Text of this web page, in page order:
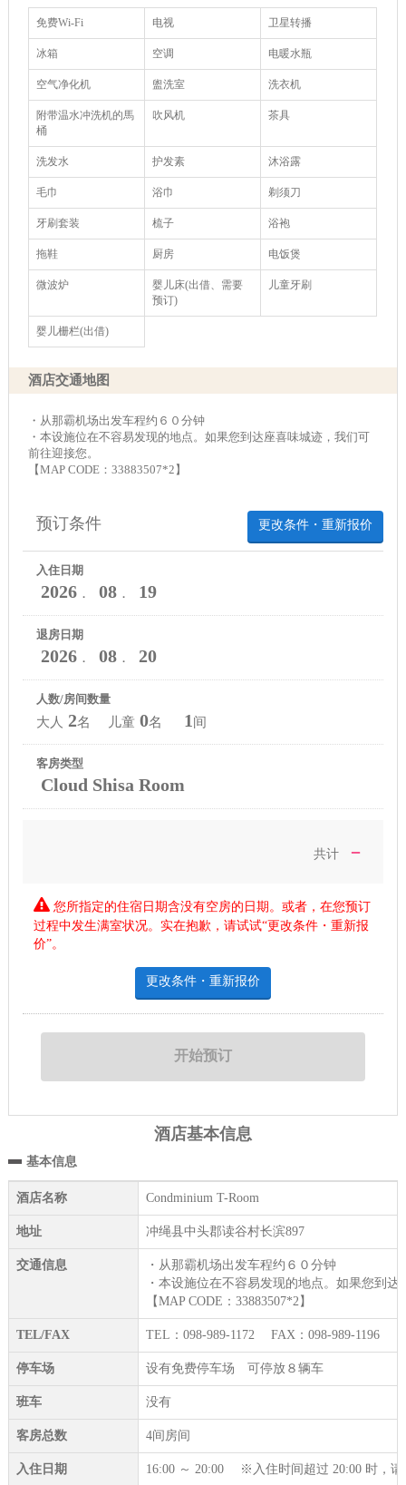
免费Wi-Fi 电视 卫星转播
冰箱 空调 电暖水瓶
空气净化机 盥洗室 洗衣机
附带温水冲洗机的馬
桶
吹风机 茶具
洗发水 护发素 沐浴露
毛巾 浴巾 剃须刀
牙刷套装 梳子 浴袍
拖鞋 厨房 电饭煲
微波炉
婴儿床(出借、需要
预订)
儿童牙刷
婴儿栅栏(出借)
酒店交通地图
・从那霸机场出发车程约６０分钟
・本设施位在不容易发现的地点。如果您到达座喜味城迹，我们可
前往迎接您。
【MAP CODE：33883507*2】
更改条件・重新报价
预订条件
入住日期
2026． 08． 19
退房日期
2026． 08． 20
人数/房间数量
大人 2名 儿童 0名 1 间
客房类型
Cloud Shisa Room
共计 －
您所指定的住宿日期含没有空房的日期。或者，在您预订
过程中发生满室状况。实在抱歉，请试试“更改条件・重新报
价”。
更改条件・重新报价
酒店基本信息
基本信息
酒店名称 Condminium T-Room
地址 冲绳县中头郡读谷村长滨897
交通信息
・从那霸机场出发车程约６０分钟
・本设施位在不容易发现的地点。如果您到
【MAP CODE：33883507*2】
TEL/FAX TEL：098-989-1172 FAX：098-989-1196
停车场 设有免费停车场 可停放８辆车
班车 没有
客房总数 4间房间
入住日期 16:00 ～ 20:00 ※入住时间超过 20:00 时，请